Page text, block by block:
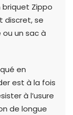
Zippo
discret, se
un sac à
en
est à la fois
à l’usure
de longue